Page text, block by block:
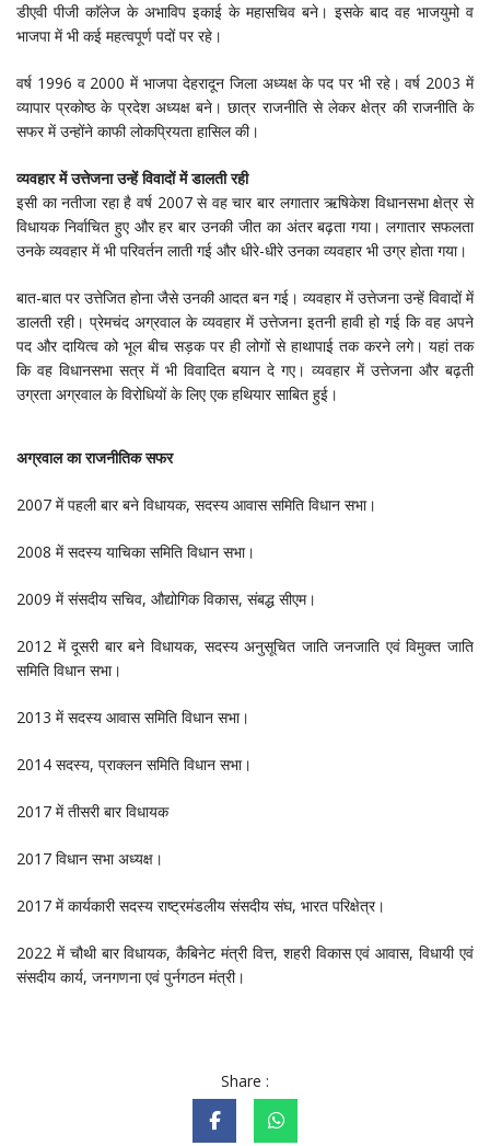
डीएवी पीजी काॅलेज के अभाविप इकाई के महासचिव बने। इसके बाद वह भाजयुमो व
भाजपा में भी कई महत्वपूर्ण पदों पर रहे।
वर्ष 1996 व 2000 में भाजपा देहरादून जिला अध्यक्ष के पद पर भी रहे। वर्ष 2003 में
व्यापार प्रकोष्ठ के प्रदेश अध्यक्ष बने। छात्र राजनीति से लेकर क्षेत्र की राजनीति के
सफर में उन्होंने काफी लोकप्रियता हासिल की।
व्यवहार में उत्तेजना उन्हें विवादों में डालती रही
इसी का नतीजा रहा है वर्ष 2007 से वह चार बार लगातार ऋषिकेश विधानसभा क्षेत्र से
विधायक निर्वाचित हुए और हर बार उनकी जीत का अंतर बढ़ता गया। लगातार सफलता
उनके व्यवहार में भी परिवर्तन लाती गई और धीरे-धीरे उनका व्यवहार भी उग्र होता गया।
बात-बात पर उत्तेजित होना जैसे उनकी आदत बन गई। व्यवहार में उत्तेजना उन्हें विवादों में
डालती रही। प्रेमचंद अग्रवाल के व्यवहार में उत्तेजना इतनी हावी हो गई कि वह अपने
पद और दायित्व को भूल बीच सड़क पर ही लोगों से हाथापाई तक करने लगे। यहां तक
कि वह विधानसभा सत्र में भी विवादित बयान दे गए। व्यवहार में उत्तेजना और बढ़ती
उग्रता अग्रवाल के विरोधियों के लिए एक हथियार साबित हुई।
अग्रवाल का राजनीतिक सफर
2007 में पहली बार बने विधायक, सदस्य आवास समिति विधान सभा।
2008 में सदस्य याचिका समिति विधान सभा।
2009 में संसदीय सचिव, औद्योगिक विकास, संबद्ध सीएम।
2012 में दूसरी बार बने विधायक, सदस्य अनुसूचित जाति जनजाति एवं विमुक्त जाति
समिति विधान सभा।
2013 में सदस्य आवास समिति विधान सभा।
2014 सदस्य, प्राक्लन समिति विधान सभा।
2017 में तीसरी बार विधायक
2017 विधान सभा अध्यक्ष।
2017 में कार्यकारी सदस्य राष्ट्रमंडलीय संसदीय संघ, भारत परिक्षेत्र।
2022 में चौथी बार विधायक, कैबिनेट मंत्री वित्त, शहरी विकास एवं आवास, विधायी एवं
संसदीय कार्य, जनगणना एवं पुर्नगठन मंत्री।
Share :